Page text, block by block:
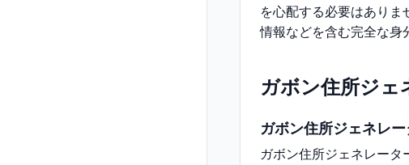
を心配する必要はあり
情報などを含む完全な身
ガボン住所ジェ
ガボン住所ジェネレ
ガボン住所ジェネレー